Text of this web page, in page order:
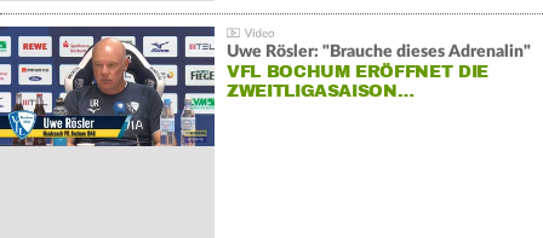
Uwe Rösler: "Brauche dieses Adrenalin"
VFL BOCHUM ERÖFFNET DIE
ZWEITLIGASAISON…